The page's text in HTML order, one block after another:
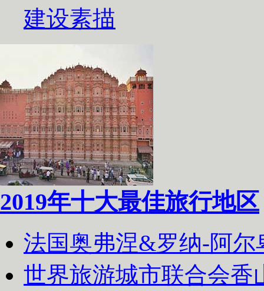
建设素描
2019年十大最佳旅行地区
法国奥弗涅&罗纳-阿
世界旅游城市联合会香